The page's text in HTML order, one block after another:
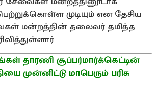
முடியும் என தேசிய
மன்றத்தின் தலைவர் தமித்த
தாரணி சூப்பர்மார்க்கெட்டின்
முன்னிட்டு மாபெரும் பரிசு